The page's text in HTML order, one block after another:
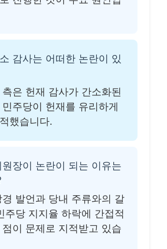
감사는 어떠한 논란이 있
은 헌재 감사가 간소화된
주당이 헌재를 유리하게
했습니다.
장이 논란이 되는 이유는
발언과 당내 주류와의 갈
주당 지지율 하락에 간접적
이 문제로 지적받고 있습